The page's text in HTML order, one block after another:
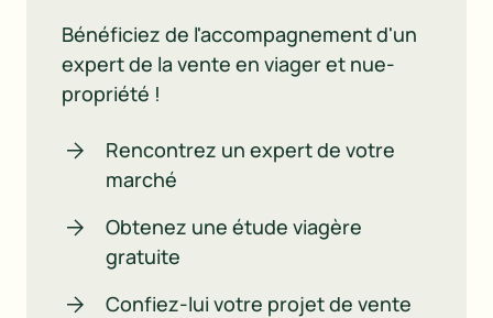
Bénéficiez de l'accompagnement d'un
expert de la vente en viager et nue-
propriété !
Rencontrez un expert de votre
marché
Obtenez une étude viagère
gratuite
Confiez-lui votre projet de vente